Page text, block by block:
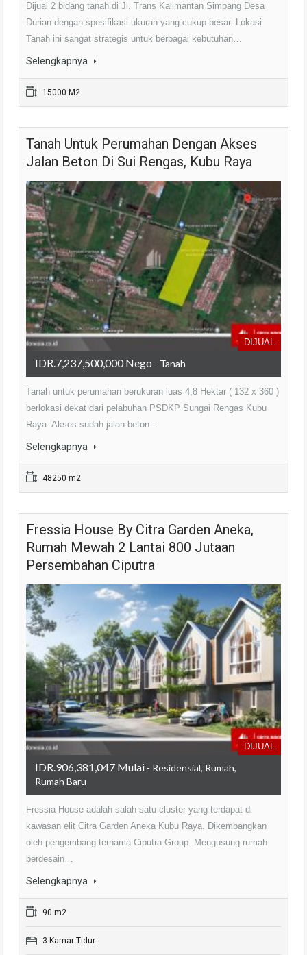
Dijual 2 bidang tanah di Jl. Trans Kalimantan Simpang Desa
Durian dengan spesifikasi ukuran yang cukup besar. Lokasi
Tanah ini sangat strategis untuk berbagai kebutuhan…
Selengkapnya
15000 M2
Tanah Untuk Perumahan Dengan Akses
Jalan Beton Di Sui Rengas, Kubu Raya
DIJUAL
IDR.7,237,500,000 Nego - Tanah
Tanah untuk perumahan berukuran luas 4,8 Hektar ( 132 x 360 )
berlokasi dekat dari pelabuhan PSDKP Sungai Rengas Kubu
Raya. Akses sudah jalan beton…
Selengkapnya
48250 m2
Fressia House By Citra Garden Aneka,
Rumah Mewah 2 Lantai 800 Jutaan
Persembahan Ciputra
DIJUAL
IDR.906,381,047 Mulai - Residensial, Rumah,
Rumah Baru
Fressia House adalah salah satu cluster yang terdapat di
kawasan elit Citra Garden Aneka Kubu Raya. Dikembangkan
oleh pengembang ternama Ciputra Group. Mengusung rumah
berdesain…
Selengkapnya
90 m2
3 Kamar Tidur